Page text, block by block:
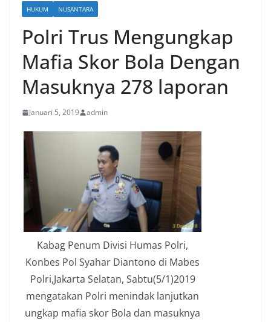
HUKUM NUSANTARA
Polri Trus Mengungkap
Mafia Skor Bola Dengan
Masuknya 278 laporan
Januari 5, 2019 admin
Kabag Penum Divisi Humas Polri,
Konbes Pol Syahar Diantono di Mabes
Polri,Jakarta Selatan, Sabtu(5/1)2019
mengatakan Polri menindak lanjutkan
ungkap mafia skor Bola dan masuknya